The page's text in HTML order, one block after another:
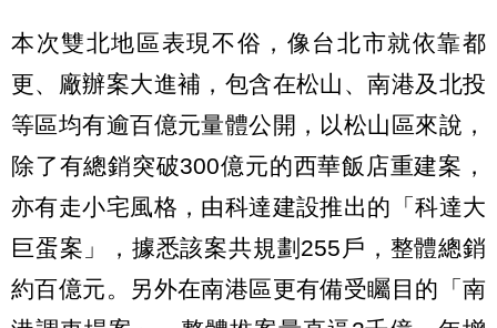
本次雙北地區表現不俗，像台北市就依靠都
更、廠辦案大進補，包含在松山、南港及北投
等區均有逾百億元量體公開，以松山區來說，
除了有總銷突破300億元的西華飯店重建案，
亦有走小宅風格，由科達建設推出的「科達大
巨蛋案」，據悉該案共規劃255戶，整體總銷
約百億元。另外在南港區更有備受矚目的「南